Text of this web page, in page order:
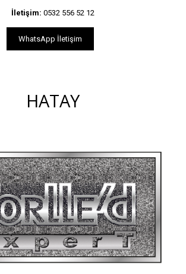
İletişim: 0532 556 52 12
WhatsApp İletişim
HATAY